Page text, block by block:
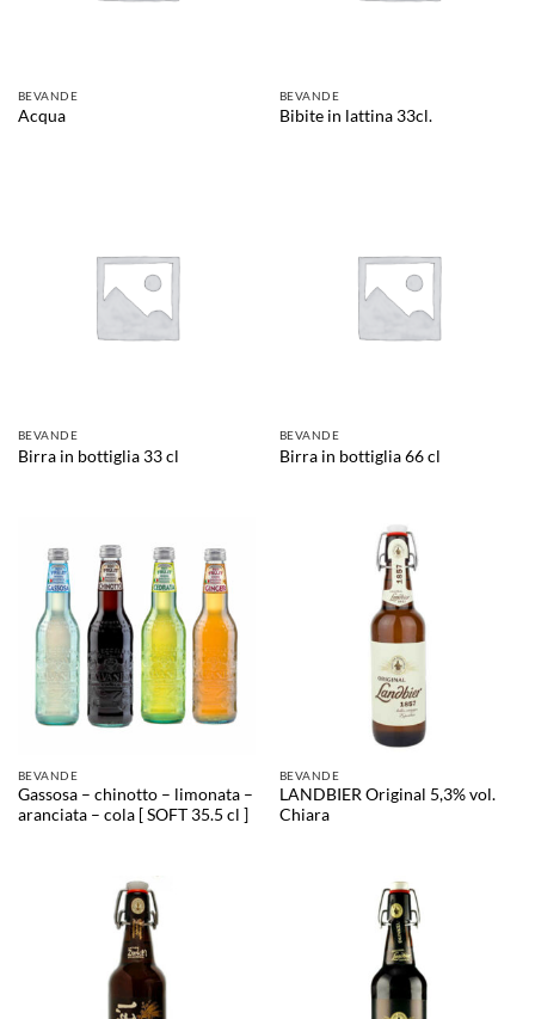
BEVANDE
Acqua
BEVANDE
Bibite in lattina 33cl.
BEVANDE
Birra in bottiglia 33 cl
BEVANDE
Birra in bottiglia 66 cl
BEVANDE
Gassosa – chinotto – limonata –
aranciata – cola [ SOFT 35.5 cl ]​
BEVANDE
LANDBIER Original 5,3% vol.
Chiara